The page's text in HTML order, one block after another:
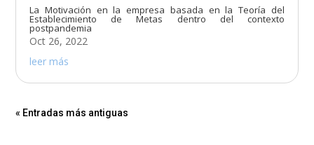
La Motivación en la empresa basada en la Teoría del
Establecimiento de Metas dentro del contexto
postpandemia
Oct 26, 2022
leer más
« Entradas más antiguas